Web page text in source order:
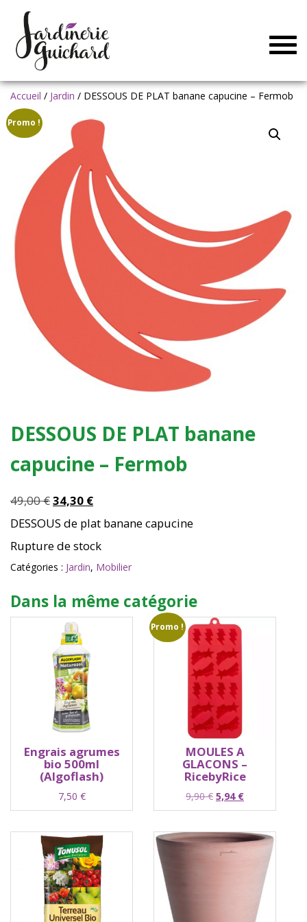
Accueil / Jardin / DESSOUS DE PLAT banane capucine – Fermob
Promo !
DESSOUS DE PLAT banane
capucine – Fermob
49,00€Le
prix
initial
était :
49,00 €.
34,30 €Le
prix
actuel
est :
34,30 €.
DESSOUS de plat banane capucine
Rupture de stock
Catégories : Jardin, Mobilier
Dans la même catégorie
Engrais agrumes
bio 500ml
(Algoflash)
7,50 €
Promo !
MOULES A
GLACONS –
RicebyRice
9,90€ Le
prix
était :
9,90 €.
5,94 €Le
prix
est :
5,94 €.